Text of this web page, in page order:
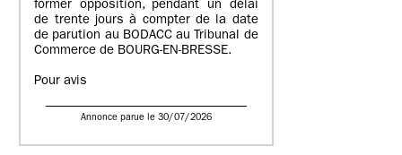
former opposition, pendant un délai
de trente jours à compter de la date
de parution au BODACC au Tribunal de
Commerce de BOURG-EN-BRESSE.
Pour avis
Annonce parue le 30/07/2026